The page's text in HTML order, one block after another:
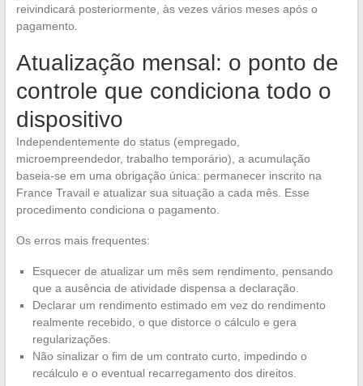
reivindicará posteriormente, às vezes vários meses após o
pagamento.
Atualização mensal: o ponto de
controle que condiciona todo o
dispositivo
Independentemente do status (empregado,
microempreendedor, trabalho temporário), a acumulação
baseia-se em uma obrigação única: permanecer inscrito na
France Travail e atualizar sua situação a cada mês. Esse
procedimento condiciona o pagamento.
Os erros mais frequentes:
Esquecer de atualizar um mês sem rendimento, pensando
que a ausência de atividade dispensa a declaração.
Declarar um rendimento estimado em vez do rendimento
realmente recebido, o que distorce o cálculo e gera
regularizações.
Não sinalizar o fim de um contrato curto, impedindo o
recálculo e o eventual recarregamento dos direitos.